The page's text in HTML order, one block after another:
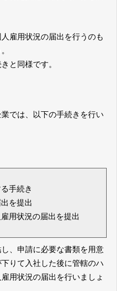
雇用状況の届出を行うのも
と同様です。
では、以下の手続きを行い
手続き
を提出
用状況の届出を提出
、申請に必要な書類を用意
りて入社した後に管轄のハ
用状況の届出を行いましょ